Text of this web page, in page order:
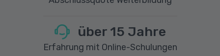
über 15 Jahre
Erfahrung mit Online-Schulungen